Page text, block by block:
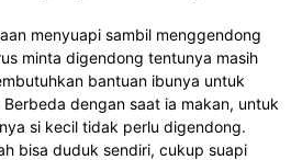
menyuapi sambil menggendong
minta digendong tentunya masih
bantuan ibunya untuk
dengan saat ia makan, untuk
si kecil tidak perlu digendong.
bisa duduk sendiri, cukup suapi